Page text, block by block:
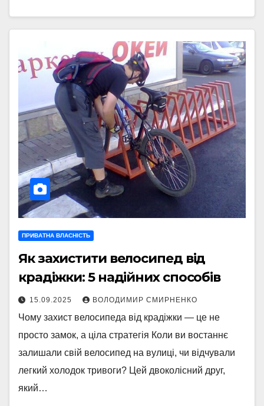
ПРИВАТНА ВЛАСНІСТЬ
Як захистити велосипед від
крадіжки: 5 надійних способів
15.09.2025 ВОЛОДИМИР СМИРНЕНКО
Чому захист велосипеда від крадіжки — це не
просто замок, а ціла стратегія Коли ви востаннє
залишали свій велосипед на вулиці, чи відчували
легкий холодок тривоги? Цей двоколісний друг,
який…